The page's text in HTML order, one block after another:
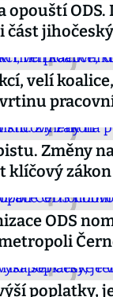
opouští ODS.
část
velí
Změny
klíčový zákon
ODS
poplatky,